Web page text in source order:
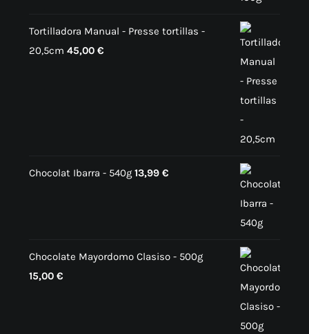
Tortilladora Manual - Presse tortillas -
20,5cm 45,00 €
Chocolat Ibarra - 540g 13,99 €
Chocolate Mayordomo Clasiso - 500g
15,00 €